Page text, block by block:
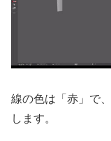
線の色は「赤」で
します。